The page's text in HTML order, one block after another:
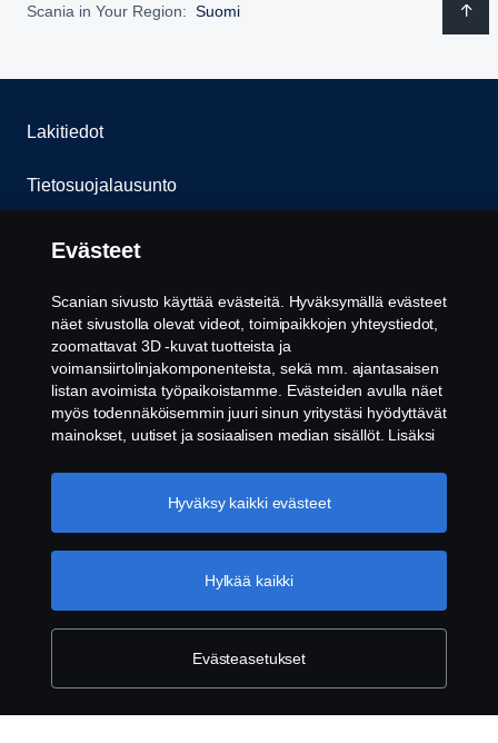
Scania in Your Region: Suomi
Lakitiedot
Tietosuojalausunto
Evästeet
Ota yhteyttä
Whistleblowing -järjestelmä
Evästeiden asetukset
© Copyright Scania 2026. Pidätämme oikeuden
muutoksiin. Scania Suomi Oy, Tulkintie 23, 01740
VANTAA. Puh: +358 10 555 010.
Evästeet
Scanian sivusto käyttää evästeitä. Hyväksymällä evästeet
näet sivustolla olevat videot, toimipaikkojen yhteystiedot,
zoomattavat 3D -kuvat tuotteista ja
voimansiirtolinjakomponenteista, sekä mm. ajantasaisen
listan avoimista työpaikoistamme. Evästeiden avulla näet
myös todennäköisemmin juuri sinun yritystäsi hyödyttävät
mainokset, uutiset ja sosiaalisen median sisällöt. Lisäksi
parantamiseksi, kun hyväksyt evästeet. Klikkaamalla
"Hyväksyn evästeet" annat suostumuksesi kaikkien
evästeistä löydät täältä: Lisätietoja yksityisyydestäsi
Evästeasetukset
Hylkää kaikki
Hyväksy kaikki evästeet